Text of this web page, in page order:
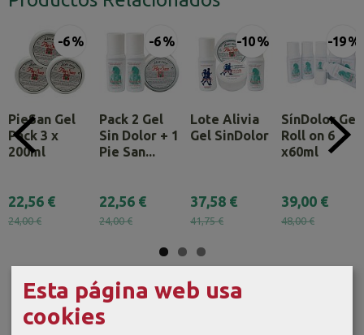
-6 %
PieSan Gel
Pack 3 x
200ml
22,56 €
24,00 €
-6 %
Pack 2 Gel
Sin Dolor + 1
Pie San...
22,56 €
24,00 €
-10 %
Lote Alivia
Gel SinDolor
37,58 €
41,75 €
-19 %
SínDolor Gel
Roll on 6
x60ml
39,00 €
48,00 €
Esta página web usa
cookies